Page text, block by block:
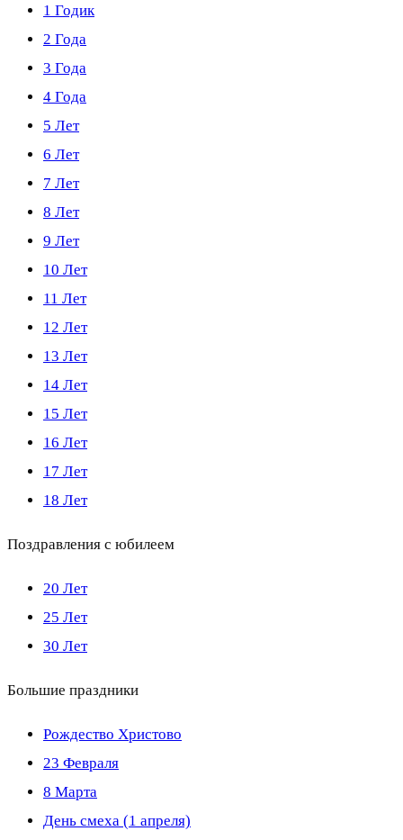
1 Годик
2 Года
3 Года
4 Года
5 Лет
6 Лет
7 Лет
8 Лет
9 Лет
10 Лет
11 Лет
12 Лет
13 Лет
14 Лет
15 Лет
16 Лет
17 Лет
18 Лет
Поздравления с юбилеем
20 Лет
25 Лет
30 Лет
Большие праздники
Рождество Христово
23 Февраля
8 Марта
День смеха (1 апреля)